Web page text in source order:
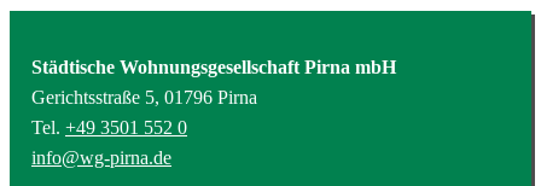
Städtische Wohnungsgesellschaft Pirna mbH
Gerichtsstraße 5, 01796 Pirna
Tel. +49 3501 552 0
info@wg-pirna.de